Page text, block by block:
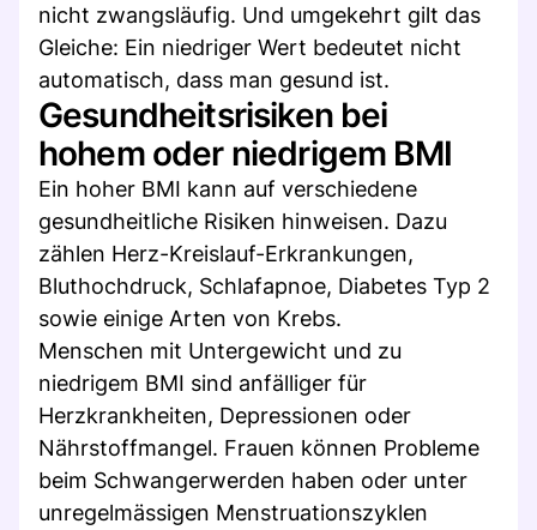
nicht zwangsläufig. Und umgekehrt gilt das
Gleiche: Ein niedriger Wert bedeutet nicht
automatisch, dass man gesund ist.
Gesundheitsrisiken bei
hohem oder niedrigem BMI
Ein hoher BMI kann auf verschiedene
gesundheitliche Risiken hinweisen. Dazu
zählen Herz-Kreislauf-Erkrankungen,
Bluthochdruck, Schlafapnoe, Diabetes Typ 2
sowie einige Arten von Krebs.
Menschen mit Untergewicht und zu
niedrigem BMI sind anfälliger für
Herzkrankheiten, Depressionen oder
Nährstoffmangel. Frauen können Probleme
beim Schwangerwerden haben oder unter
unregelmässigen Menstruationszyklen